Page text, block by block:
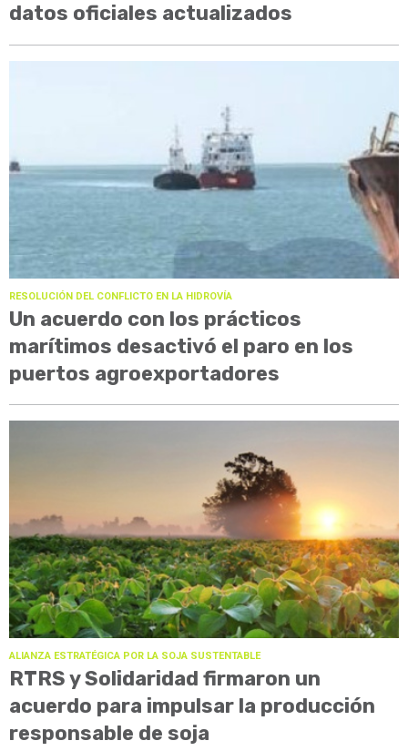
datos oficiales actualizados
RESOLUCIÓN DEL CONFLICTO EN LA HIDROVÍA
Un acuerdo con los prácticos
marítimos desactivó el paro en los
puertos agroexportadores
ALIANZA ESTRATÉGICA POR LA SOJA SUSTENTABLE
RTRS y Solidaridad firmaron un
acuerdo para impulsar la producción
responsable de soja